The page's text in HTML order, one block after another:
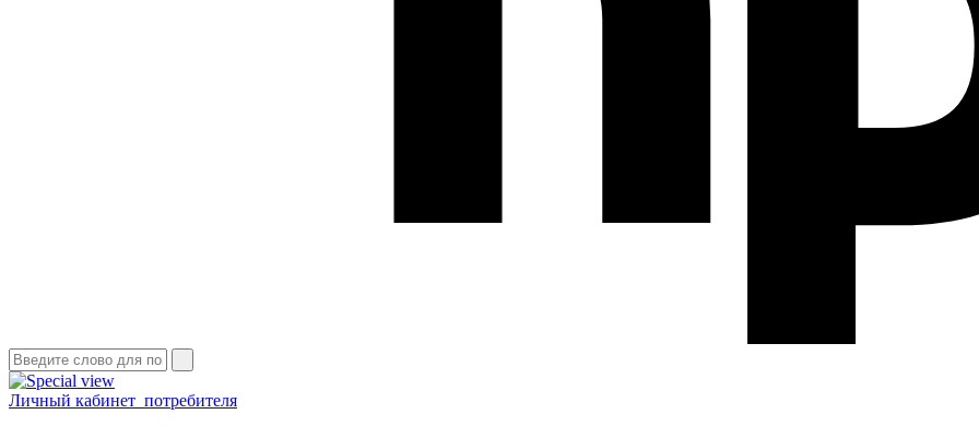
Личный кабинет потребителя